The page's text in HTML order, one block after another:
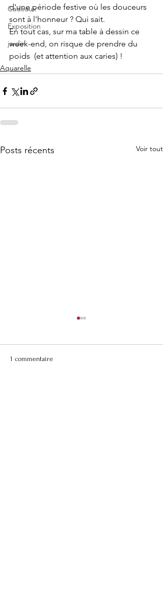
Cadeaux
Exposition
jardin
d'une période festive où les douceurs
sont à l'honneur ? Qui sait.
En tout cas, sur ma table à dessin ce
week-end, on risque de prendre du
poids  (et attention aux caries) !
Aquarelle
Posts récents Voir tout
1 commentaire